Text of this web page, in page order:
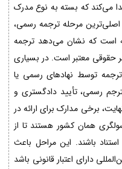
می‌کند که بسته به نوع مدرک
مرحله ترجمه رسمی،
است که نشان می‌دهد ترجمه
حقوقی معتبر است. در بسیاری
ترجمه توسط نهادهای رسمی یا
رسمی، تأیید دادگستری و
برخی مدارک برای ارائه در
همان کشور هستند تا از
باشند. این مراحل باعث
دارای اعتبار قانونی باشد